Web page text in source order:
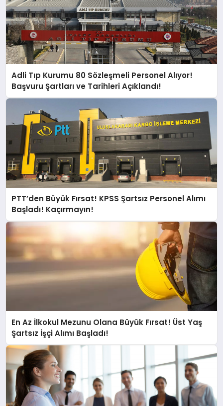
Adli Tıp Kurumu 80 Sözleşmeli Personel Alıyor!
Başvuru Şartları ve Tarihleri Açıklandı!
PTT’den Büyük Fırsat! KPSS Şartsız Personel Alımı
Başladı! Kaçırmayın!
En Az İlkokul Mezunu Olana Büyük Fırsat! Üst Yaş
Şartsız İşçi Alımı Başladı!